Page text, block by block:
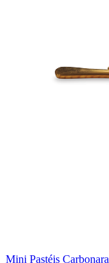
Mini Pastéis Carbonara